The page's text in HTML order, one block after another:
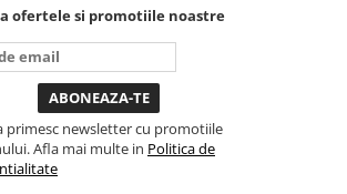
care
dar daca o
ai treaba
ofertele si promotiile noastre
primesc newsletter cu promotiile
Afla mai multe in Politica de